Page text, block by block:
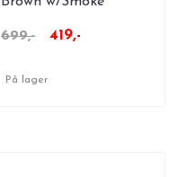
699,- 419,-
På lager